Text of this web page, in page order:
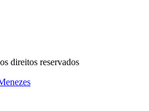
direitos reservados